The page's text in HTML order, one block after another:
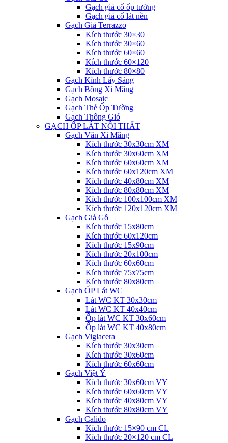
Gạch giả cổ ốp tường
Gạch giả cổ lát nền
Gạch Giả Terrazzo
Kích thước 30×30
Kích thước 30×60
Kích thước 60×60
Kích thước 60×120
Kích thước 80×80
Gạch Kính Lấy Sáng
Gạch Bông Xi Măng
Gạch Mosaic
Gạch Thẻ Ốp Tường
Gạch Thông Gió
GẠCH ỐP LÁT NỘI THẤT
Gạch Vân Xi Măng
Kích thước 30x30cm XM
Kích thước 30x60cm XM
Kích thước 60x60cm XM
Kích thước 60x120cm XM
Kích thước 40x80cm XM
Kích thước 80x80cm XM
Kích thước 100x100cm XM
Kích thước 120x120cm XM
Gạch Giả Gỗ
Kích thước 15x80cm
Kích thước 60x120cm
Kích thước 15x90cm
Kích thước 20x100cm
Kích thước 60x60cm
Kích thước 75x75cm
Kích thước 80x80cm
Gạch ỐP Lát WC
Lát WC KT 30x30cm
Lát WC KT 40x40cm
Ốp lát WC KT 30x60cm
Ốp lát WC KT 40x80cm
Gạch Viglacera
Kích thước 30x30cm
Kích thước 30x60cm
Kích thước 60x60cm
Gạch Việt Ý
Kích thước 30x60cm VY
Kích thước 60x60cm VY
Kích thước 40x80cm VY
Kích thước 80x80cm VY
Gạch Calido
Kích thước 15×90 cm CL
Kích thước 20×120 cm CL